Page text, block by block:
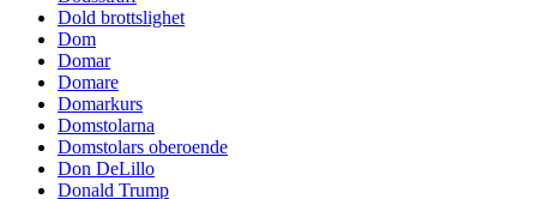
Dold brottslighet
Dom
Domar
Domare
Domarkurs
Domstolarna
Domstolars oberoende
Don DeLillo
Donald Trump